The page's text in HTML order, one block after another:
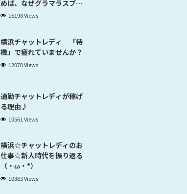
めば、なぜグラマラスブラ
ンド横浜だと稼げるのかが
16198 Views
横浜チャットレディ 「待
機」で疲れていませんか？
12070 Views
通勤チャットレディが稼げ
る理由♪
10561 Views
横浜☆チャットレディのお
仕事☆新人時代を振り返る
（・ω・*）
10363 Views